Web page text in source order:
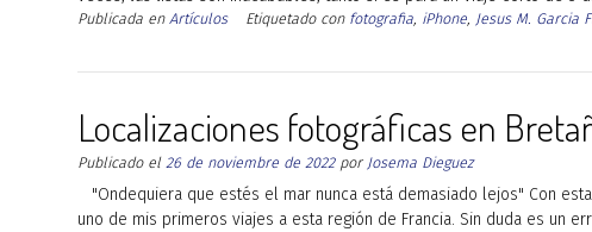
Publicada en Artículos Etiquetado con fotografia, iPhone, Jesus M. Garcia
Localizaciones fotográficas en
Publicado el 26 de noviembre de 2022por Josema Dieguez
"Ondequiera que estés el mar nunca está demasiado lejos" Con
uno de mis primeros viajes a esta región de Francia. Sin duda es un